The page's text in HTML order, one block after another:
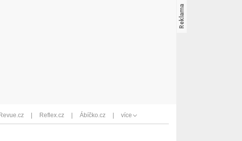
Reflex.cz Ábíčko.cz více